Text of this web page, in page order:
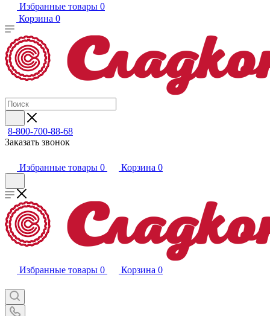
Избранные товары 0
Корзина 0
8-800-700-88-68
Заказать звонок
Избранные товары 0 Корзина 0
Избранные товары 0 Корзина 0